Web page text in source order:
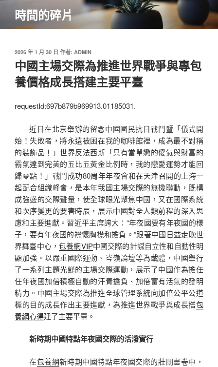
主
時間的碎片
發
於
2026 年 1 月 30 日 作者: ADMIN
中國主場交際為推進世界戰爭與專包
養價格成長搭建主要平臺
requestId:697b879b969913.01185031.
近日在北京舉辦的留念中國國民抗日戰鬥暨「儀式開
始！失敗者，將永遠被困在我的咖啡館裡，成為最不對稱
的裝飾品！」世界反法西斯「只有當單戀的傻氣與財富的
霸氣達到完美的五比五黃金比例時，我的戀愛運勢才能回
歸零點！」戰鬥成功80周年年夜會和在天津召開的上海一
起配合組織峰會，是本年我國主場交際的無機聯動，既構
成強盛的交際聲量，使全球眼光聚焦中國，又在國際系統
和次序變更的要害時辰，展示中國對全人類前程的深入思
慮和主要進獻。習近平主席誇大：“年夜國要有年夜國的樣
子，要有年夜國的襟懷胸襟和擔負。”跟著中國日益走晚世
界舞臺中心， 包養網VIP中國交際的計謀自立性和自動性明
顯加強。以嚴重國際運動、岑嶺論壇等為載體，中國舉行
了一系列主題光鮮的主場交際運動，展示了中國作為擔任
任年夜國加倍積極自動的汗青擔負、加倍富有活氣的發明
精力。中國主場交際為推進全球管理系統向加倍公平公道
標的目的成長作出主要進獻，為推進世界戰爭與成長搭包
養網心得建了主要平臺。
新時期中國特點年夜國交際的活潑實行
在包養網新時期中國特點年夜國交際的壯闊畫卷中，